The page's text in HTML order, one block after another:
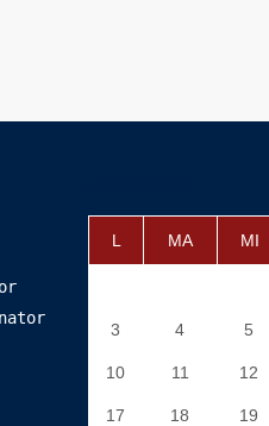
L MA MI
3 4 5
10 11 12
17 18 19